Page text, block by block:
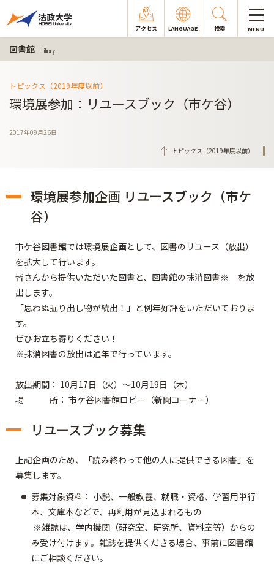
アクセス LANGUAGE 検索 MENU
図書館 Library
トピックス（2019年度以前）
環境展参加：リユースブック（市ケ谷）
2017年09月26日
トピックス（2019年度以前）
環境展参加企画 リユースブック（市ケ
谷）
市ケ谷図書館では環境展企画として、図書のリユース（放出）
を拡大して行います。
皆さんから提供いただいた図書と、図書館の抹消図書※ を放
出します。
「思わぬ掘り出し物が続出！」と例年好評をいただいておりま
す。
ぜひお立ち寄りください！
※抹消図書の放出は通年で行っています。
放出期間： 10月17日（火）～10月19日（木）
場 所： 市ケ谷図書館ロビー（新聞コーナー）
リユースブック募集
上記企画のため、「読み終わって他の人に提供できる図書」を
募集します。
募集対象資料： 小説、一般教養、就職・資格、学習用単行
本、文庫本などで、再利用が見込まれるもの
※雑誌は、学内機関（研究室、研究所、資料室等）からの
み受け付けます。雑誌を提供くださる場合、事前に図書館
にご相談ください。